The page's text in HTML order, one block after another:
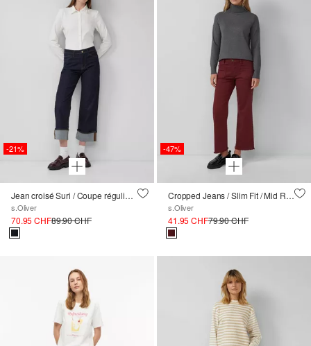
-21%
Jean croisé Suri / Coupe régulière / Taille moyenne / Jambe large / Denim 360
s.Oliver
70.95 CHF89.90 CHF
-47%
Cropped Jeans / Slim Fit / Mid Rise / Flared Leg / Ourlet ouvert
s.Oliver
41.95 CHF79.90 CHF